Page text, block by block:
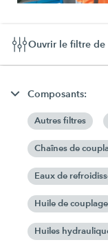
Ouvrir le filtre
Composants:
Autres filtres
Chaînes de
Eaux de
Huile de couplage
Huiles